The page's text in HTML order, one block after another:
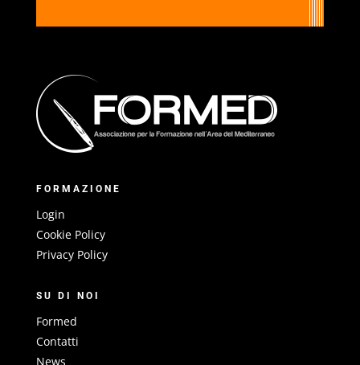
FORMAZIONE
Login
Cookie Policy
Privacy Policy
SU DI NOI
Formed
Contatti
News